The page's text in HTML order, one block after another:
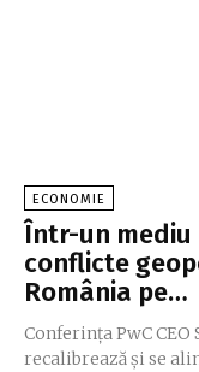
ECONOMIE
Într-un mediu
conflicte
România pe…
Conferinţa PwC
recalibrează şi se